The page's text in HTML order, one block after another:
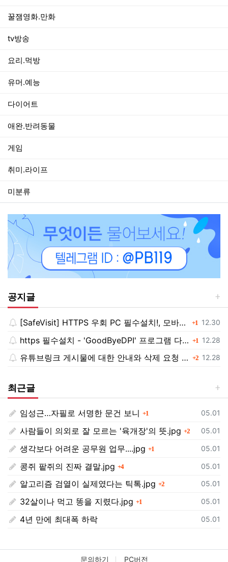
꿀잼영화.만화
tv방송
요리.먹방
유머.예능
다이어트
애완.반려동물
게임
취미.라이프
미분류
공지글
등록일
12.30
[SafeVisit] HTTPS 우회 PC 필수설치!, 모바일 최강속도 1댓글
등록일
12.28
https 필수설치 - 'GoodByeDPI' 프로그램 다운로드<< 1댓글
등록일
12.28
유튜브링크 게시물에 대한 안내와 삭제 요청 공지 2댓글
최근글
등록일
05.01
임성근…자필로 서명한 문건 보니 1
등록일
05.01
사람들이 의외로 잘 모르는 '육개장'의 뜻.jpg 2댓글
등록일
05.01
생각보다 어려운 공무원 업무....jpg 1
등록일
05.01
콩쥐 팥쥐의 진짜 결말.jpg 4댓글
등록일
05.01
알고리즘 검열이 실제였다는 틱톡.jpg 2댓글
등록일
05.01
32살이나 먹고 똥을 지렸다.jpg 1
등록일
05.01
4년 만에 최대폭 하락
문의하기 PC버전